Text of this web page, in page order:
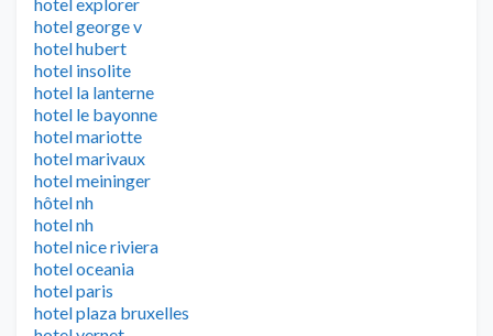
hotel george v
hotel hubert
hotel insolite
hotel la lanterne
hotel le bayonne
hotel mariotte
hotel marivaux
hotel meininger
hôtel nh
hotel nh
hotel nice riviera
hotel oceania
hotel paris
hotel plaza bruxelles